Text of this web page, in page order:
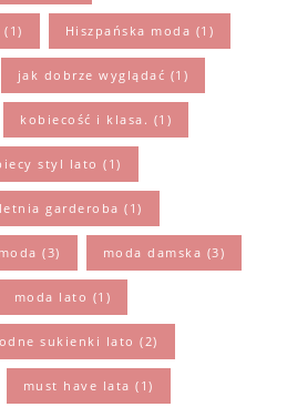
(1) Hiszpańska moda (1)
jak dobrze wyglądać (1)
kobiecość i klasa. (1)
styl lato (1)
letnia garderoba (1)
moda (3) moda damska (3)
moda lato (1)
sukienki lato (2)
must have lata (1)